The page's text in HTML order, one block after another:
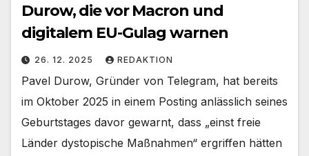
Durow, die vor Macron und
digitalem EU-Gulag warnen
26. 12. 2025 REDAKTION
Pavel Durow, Gründer von Telegram, hat bereits
im Oktober 2025 in einem Posting anlässlich seines
Geburtstages davor gewarnt, dass „einst freie
Länder dystopische Maßnahmen“ ergriffen hätten